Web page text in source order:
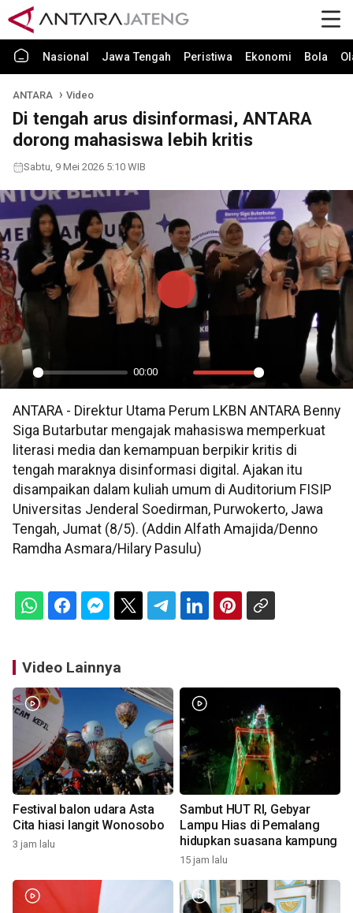
Nasional Jawa Tengah Peristiwa Ekonomi Bola
ANTARA Video
Di tengah arus disinformasi, ANTARA
dorong mahasiswa lebih kritis
Sabtu, 9 Mei 2026 5:10 WIB
Play
00:00
Mute Settings
PIP
Play
ANTARA - Direktur Utama Perum LKBN ANTARA Benny
Siga Butarbutar mengajak mahasiswa memperkuat
literasi media dan kemampuan berpikir kritis di
tengah maraknya disinformasi digital. Ajakan itu
disampaikan dalam kuliah umum di Auditorium FISIP
Universitas Jenderal Soedirman, Purwokerto, Jawa
Tengah, Jumat (8/5). (Addin Alfath Amajida/Denno
Ramdha Asmara/Hilary Pasulu)
Video Lainnya
Festival balon udara Asta
Cita hiasi langit Wonosobo
3 jam lalu
Sambut HUT RI, Gebyar
Lampu Hias di Pemalang
hidupkan suasana kampung
15 jam lalu